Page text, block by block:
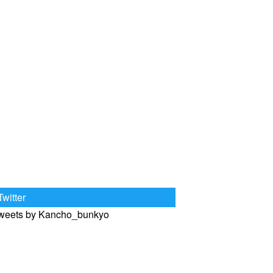
by Kancho_bunkyo